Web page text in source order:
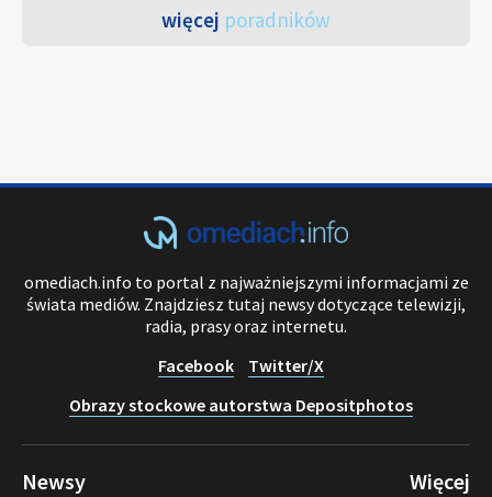
więcej poradników
omediach.info to portal z najważniejszymi informacjami ze
świata mediów. Znajdziesz tutaj newsy dotyczące telewizji,
radia, prasy oraz internetu.
Facebook
Twitter/X
Obrazy stockowe autorstwa Depositphotos
Newsy Więcej